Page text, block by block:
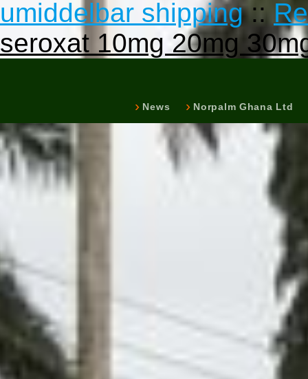
umiddelbar shipping::
seroxat 10mg 20mg
News Norpalm Ghana Ltd